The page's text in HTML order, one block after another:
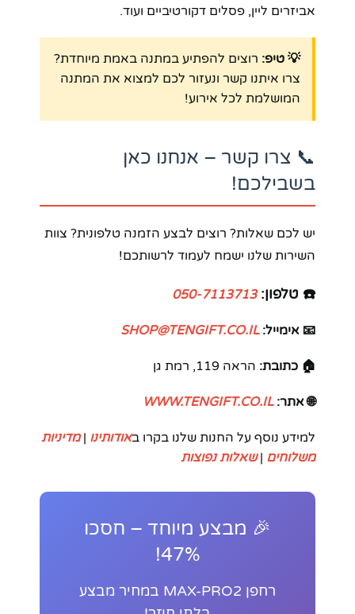
אביזרים ליין, פסלים דקורטיביים ועוד.
💡 טיפ: רוצים להפתיע במתנה באמת מיוחדת?
צרו איתנו קשר ונעזור לכם למצוא את המתנה
המושלמת לכל אירוע!
📞 צרו קשר – אנחנו כאן
בשבילכם!
יש לכם שאלות? רוצים לבצע הזמנה טלפונית? צוות
השירות שלנו ישמח לעמוד לרשותכם!
☎️ טלפון: 050-7113713
📧 אימייל: SHOP@TENGIFT.CO.IL
🏠 כתובת: הראה 119, רמת גן
🌐 אתר: WWW.TENGIFT.CO.IL
למידע נוסף על החנות שלנו בקרו באודותינו |מדיניות
משלוחים |שאלות נפוצות
🎉 מבצע מיוחד – חסכו
47%!
רחפן MAX-PRO2 במחיר מבצע